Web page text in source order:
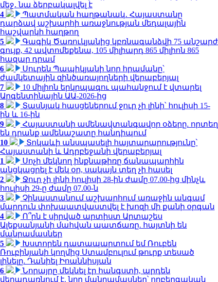
մեջ․ նա ձերբակալվել է
4
Պատմական հաղթանակ․ Հայաստանը
դարձավ աշխարհի առաջնության մեդալային
հաշվարկի հաղթող
5
Գագիկ Ծառուկյանից կբռնագանձվի 75 անշարժ
գույք, 42 ավտոմեքենա, 105 միլիարդ 865 միլիոն 865
հազար դրամ
6
Սուրեն Պապիկյանի նոր հրամանը՝
ժամկետային զինծառայողների վերաբերյալ
7
10 միլիոն երկրպագու պահանջում է վտարել
Արգենտինային ԱԱ-2026-ից
8
Տասնյակ հասցեներում ջուր չի լինի՝ հուլիսի 15-
ին և 16-ին
9
Հայաստանի ամենավտանգավոր օձերը. որտեղ
են դրանք ամենաշատը հանդիպում
10
Տոկաևի անսպասելի հայտարարությունը՝
Հայաստանի և Ադրբեջանի վերաբերյալ
1
Սոչի մեկնող ինքնաթիռը ճանապարհին
անցկացրել է մեկ օր, սակայն տեղ չի հասել
2
Ջուր չի լինի հուլիսի 28-ին ժամը 07.00-ից մինչև
հուլիսի 29-ը ժամը 07.00-ն
3
Չինաստանում աշխարհում առաջին անգամ
մարդուն փոխպատվաստվել է խոզի մի քանի օրգան
4
Ո՞րն է սիրված արտիստ Արտաշես
Ալեքսանյանի մահվան պատճառը. հայտնի են
մանրամասներ
5
Խստորեն դատապարտում եմ Ռուբեն
Ռուբինյանի կողմից Ստամբուլում թուրք տեսած
լինելը. Դանիել Իոաննիսյան
6
Նորայրը մեկնել էր հանգստի, արդեն
վերադառնում է. նոր մանրամասներ՝ ողբերգական